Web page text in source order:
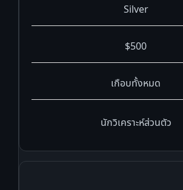
Silver
$500
เกือบทั้งหมด
นักวิเคราะห์ส่วนตัว